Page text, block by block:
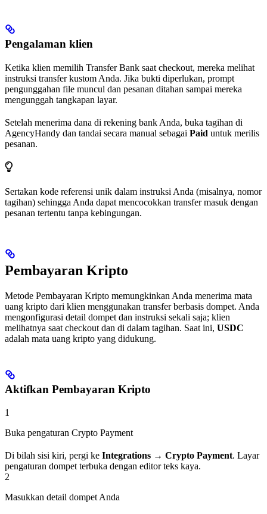
Pengalaman klien
Ketika klien memilih Transfer Bank saat checkout, mereka melihat
instruksi transfer kustom Anda. Jika bukti diperlukan, prompt
pengunggahan file muncul dan pesanan ditahan sampai mereka
mengunggah tangkapan layar.
Setelah menerima dana di rekening bank Anda, buka tagihan di
AgencyHandy dan tandai secara manual sebagai Paid untuk merilis
pesanan.
Sertakan kode referensi unik dalam instruksi Anda (misalnya, nomor
tagihan) sehingga Anda dapat mencocokkan transfer masuk dengan
pesanan tertentu tanpa kebingungan.
Pembayaran Kripto
Metode Pembayaran Kripto memungkinkan Anda menerima mata
uang kripto dari klien menggunakan transfer berbasis dompet. Anda
mengonfigurasi detail dompet dan instruksi sekali saja; klien
melihatnya saat checkout dan di dalam tagihan. Saat ini, USDC
adalah mata uang kripto yang didukung.
Aktifkan Pembayaran Kripto
1
Buka pengaturan Crypto Payment
Di bilah sisi kiri, pergi ke Integrations → Crypto Payment. Layar
pengaturan dompet terbuka dengan editor teks kaya.
2
Masukkan detail dompet Anda